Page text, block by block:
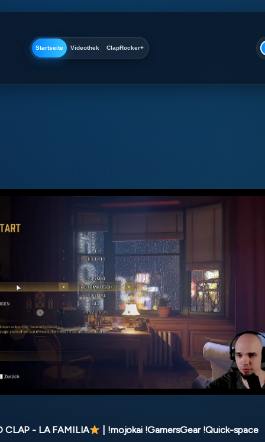
Startseite Videothek ClapRocker+
CLAP - LA FAMILIA | !mojokai !GamersGear !Quick-space